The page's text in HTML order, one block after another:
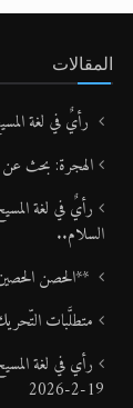
المقالات
رأيٌ في لغة
الهجرة: بحث عن
السلام..
**الحصن
متطلَّبات
19-2-2026